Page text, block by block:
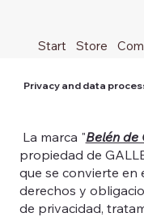
Start Store
Privacy and data
La marca "Belén de
propiedad de
que se convierte en
derechos y
de privacidad,